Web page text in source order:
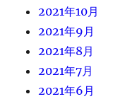
2021年10月
2021年9月
2021年8月
2021年7月
2021年6月